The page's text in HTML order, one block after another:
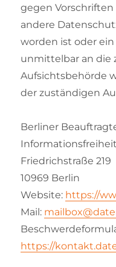
gegen Vorschriften
andere
worden ist oder
unmittelbar an die
Aufsichtsbehörde
der zuständigen
Berliner
Informationsfreiheit
Friedrichstraße 219
10969 Berlin
Website: https://
Mail:
https://